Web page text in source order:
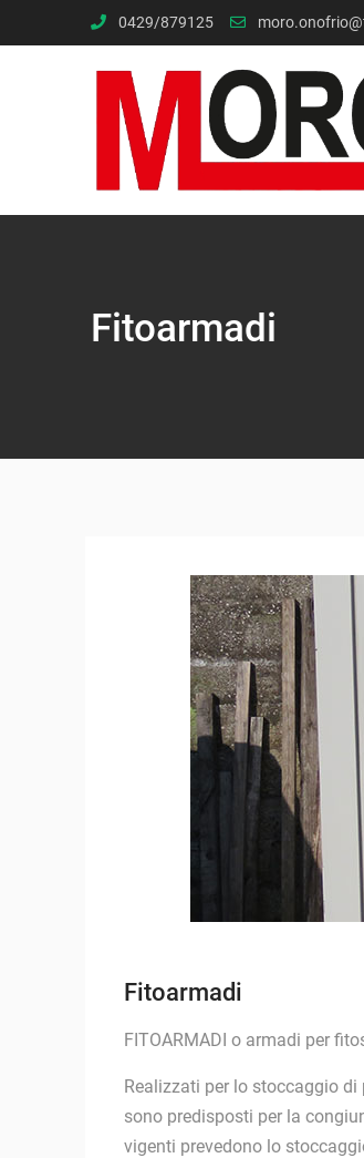
to
0429/879125
Fitoarmadi
Fitoarmadi
FITOARMADI o armadi per
Realizzati per lo stoccaggio
sono predisposti per la
vigenti prevedono lo